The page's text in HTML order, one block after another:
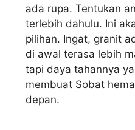
ada rupa. Tentukan
terlebih dahulu. Ini
pilihan. Ingat, granit
di awal terasa lebih
tapi daya tahannya
membuat Sobat
depan.